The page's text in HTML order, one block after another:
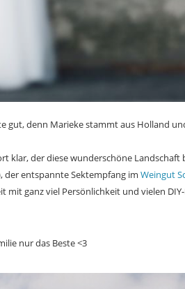
gut, denn Marieke stammt aus Holland
klar, der diese wunderschöne Landschaft
der entspannte Sektempfang im Weingut
mit ganz viel Persönlichkeit und vielen
nur das Beste <3